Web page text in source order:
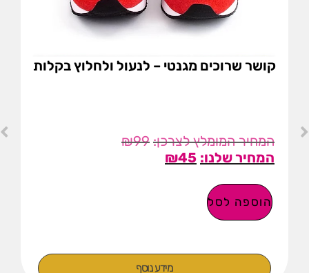
קושר שרוכים מגנטי – לנעול ולחלוץ בקלות
₪99
₪45
הוספה לסל
מידע נוסף